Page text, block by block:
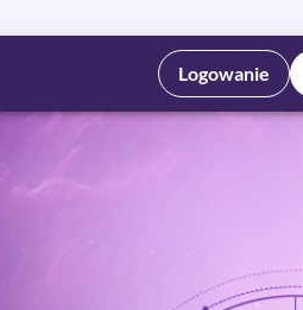
Logowanie